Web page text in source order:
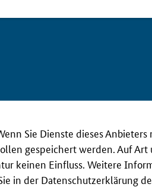
Sie Dienste dieses Anbieters
gespeichert werden. Auf Art
keinen Einfluss. Weitere
in der Datenschutzerklärung